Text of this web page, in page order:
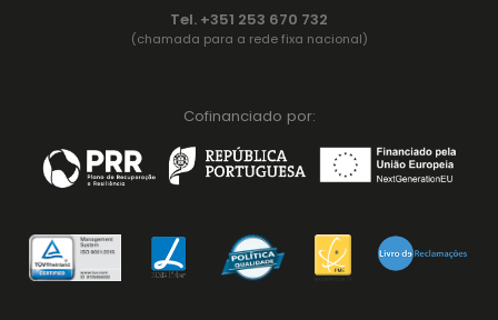
Tel. +351 253 670 732
(chamada para a rede fixa nacional)
Cofinanciado por: